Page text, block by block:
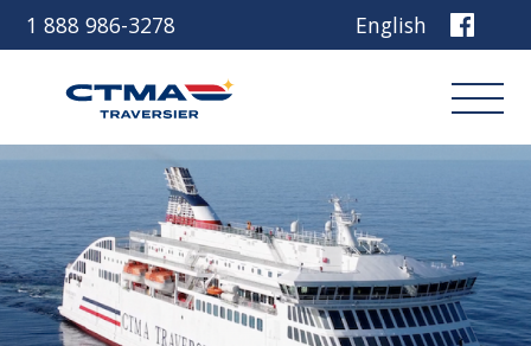
1 888 986-3278 English
Découvrez notre navire
Connexion
Réservez